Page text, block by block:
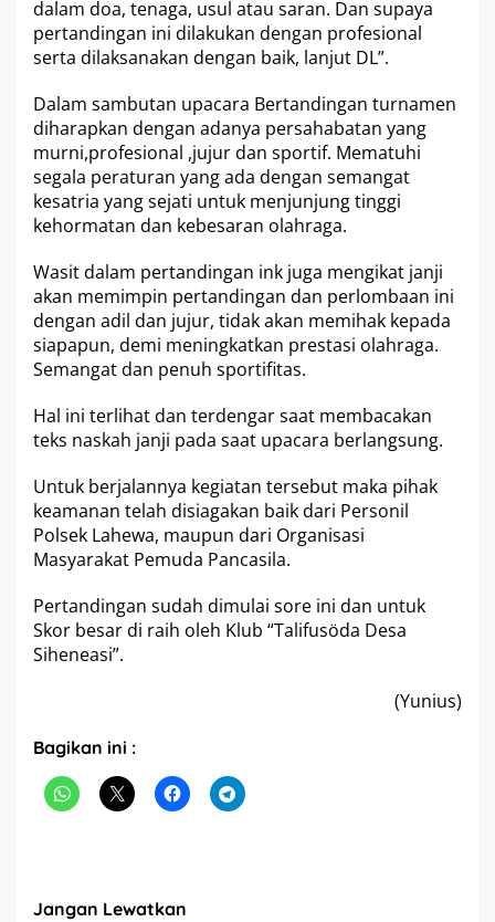
e
n
N
s
U
t
a
r
a
dalam doa, tenaga, usul atau saran. Dan supaya
pertandingan ini dilakukan dengan profesional
serta dilaksanakan dengan baik, lanjut DL”.
Dalam sambutan upacara Bertandingan turnamen
diharapkan dengan adanya persahabatan yang
murni,profesional ,jujur dan sportif. Mematuhi
segala peraturan yang ada dengan semangat
kesatria yang sejati untuk menjunjung tinggi
kehormatan dan kebesaran olahraga.
Wasit dalam pertandingan ink juga mengikat janji
akan memimpin pertandingan dan perlombaan ini
dengan adil dan jujur, tidak akan memihak kepada
siapapun, demi meningkatkan prestasi olahraga.
Semangat dan penuh sportifitas.
Hal ini terlihat dan terdengar saat membacakan
teks naskah janji pada saat upacara berlangsung.
Untuk berjalannya kegiatan tersebut maka pihak
keamanan telah disiagakan baik dari Personil
Polsek Lahewa, maupun dari Organisasi
Masyarakat Pemuda Pancasila.
Pertandingan sudah dimulai sore ini dan untuk
Skor besar di raih oleh Klub “Talifusöda Desa
Siheneasi”.
(Yunius)
Bagikan ini :
Jangan Lewatkan